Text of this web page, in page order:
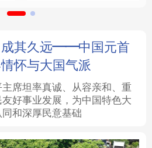
银龄 溯源中国
能源
时尚 悦读
成其久远——中国元首
怀与大国气派
席坦率真诚、从容亲和、重
好事业发展，为中国特色大
和深厚民意基础